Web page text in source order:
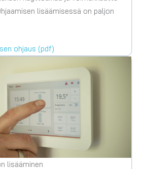
lisäämisessä on paljon
ohjaus (pdf)
lisääminen